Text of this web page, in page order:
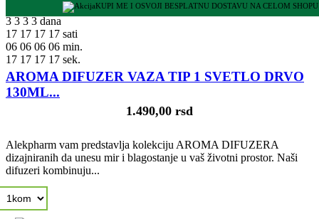
KUPI ME I OSVOJI BESPLATNU DOSTAVU NA CELOM SHOPU
3 3 3 3 dana
17 17 17 17 sati
06 06 06 06 min.
16 16 16 16 sek.
AROMA DIFUZER VAZA TIP 1 SVETLO DRVO
130ML...
1.490,00 rsd
Alekpharm vam predstavlja kolekciju AROMA DIFUZERA
dizajniranih da unesu mir i blagostanje u vaš životni prostor. Naši
difuzeri kombinuju...